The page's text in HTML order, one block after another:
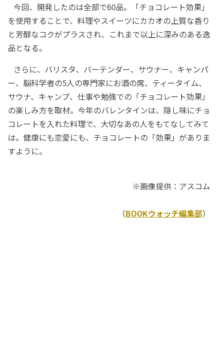
今回、開発したのは全部で60品。「チョコレート効果」
を使用することで、料理やスイーツにカカオの上質な香り
と芳醇なコクがプラスされ、これまで以上に深みのある逸
品となる。
さらに、バリスタ、バーテンダー、サウナー、キャンパ
ー、脳科学者の5人の専門家にお酒の席、ティータイム、
サウナ、キャンプ、仕事や勉強での「チョコレート効果」
の楽しみ方を取材。今年のバレンタインは、隠し味にチョ
コレートを入れた料理で、大切なあの人をもてなしてみて
は。健康にも恋愛にも、チョコレートの「効果」がありま
すように。
※画像提供：アスコム
（BOOKウォッチ編集部）